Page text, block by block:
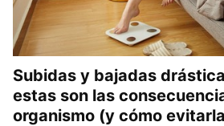
Subidas y bajadas
estas son las
organismo (y cómo